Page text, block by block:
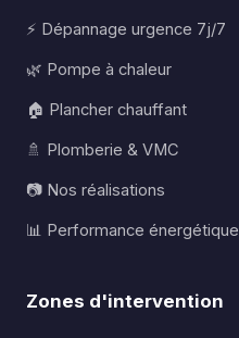
⚡ Dépannage urgence 7j/7
🌿 Pompe à chaleur
🏠 Plancher chauffant
🚿 Plomberie & VMC
📷 Nos réalisations
📊 Performance énergétique
Zones d'intervention